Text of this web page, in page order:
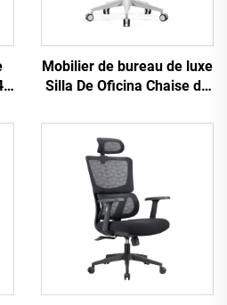
Mobilier de bureau de luxe
Silla De Oficina Chaise de
pivotante et rotative pour
ordinateur Chaise de
bureau à dossier moyen
en maille pour bureau